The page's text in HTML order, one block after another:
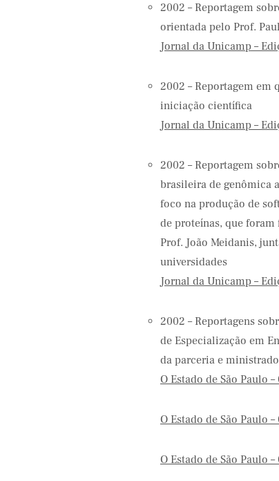
2002 – Reportagem
orientada pelo Prof.
Jornal da Unicamp –
2002 – Reportagem em
iniciação científica
Jornal da Unicamp –
2002 – Reportagem
brasileira de genômica
foco na produção de
de proteínas, que foram
Prof. João Meidanis,
universidades
Jornal da Unicamp –
2002 – Reportagens
de Especialização em
da parceria e
O Estado de São Paulo
O Estado de São Paulo
O Estado de São Paulo